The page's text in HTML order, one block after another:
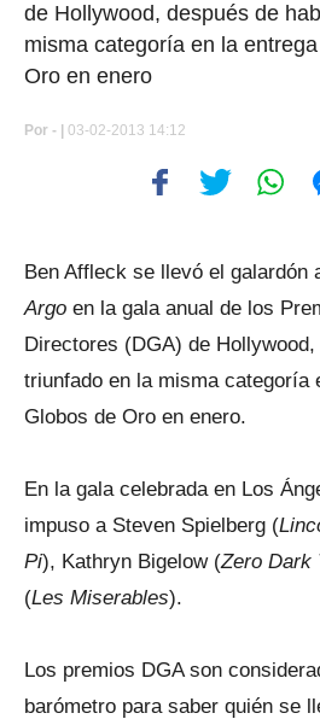
de Hollywood, después de
misma categoría en la
Oro en enero
Por - | 03-02-2013 14:12
Ben Affleck se llevó el galardón
Argo en la gala anual de los
Directores (DGA) de
triunfado en la misma categoría
Globos de Oro en enero.
En la gala celebrada en Los
impuso a Steven Spielberg (
Pi), Kathryn Bigelow (Zero Dark
(Les Miserables).
Los premios DGA son
barómetro para saber quién se